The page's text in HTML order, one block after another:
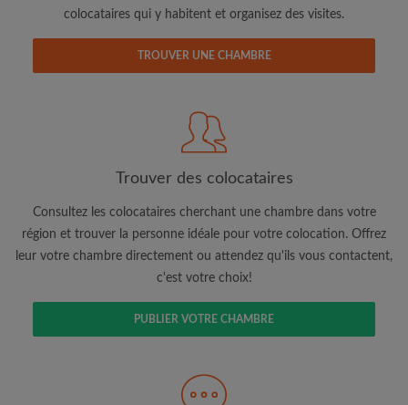
d'Appartager.lu et ai pris connaissance de la Politique de
Je souhaite recevoir des offres exclusives et des mises à
colocataires qui y habitent et organisez des visites.
TROUVER UNE CHAMBRE
Trouver des colocataires
Consultez les colocataires cherchant une chambre dans votre
région et trouver la personne idéale pour votre colocation. Offrez
leur votre chambre directement ou attendez qu'ils vous contactent,
c'est votre choix!
PUBLIER VOTRE CHAMBRE